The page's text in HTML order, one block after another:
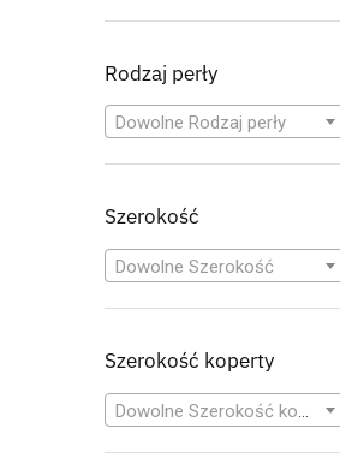
Rodzaj perły
Dowolne Rodzaj perły
Szerokość
Dowolne Szerokość
Szerokość koperty
Dowolne Szerokość koperty